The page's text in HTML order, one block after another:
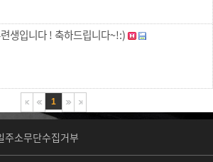
생입니다 ! 축하드립니다~!:)
1
주소무단수집거부